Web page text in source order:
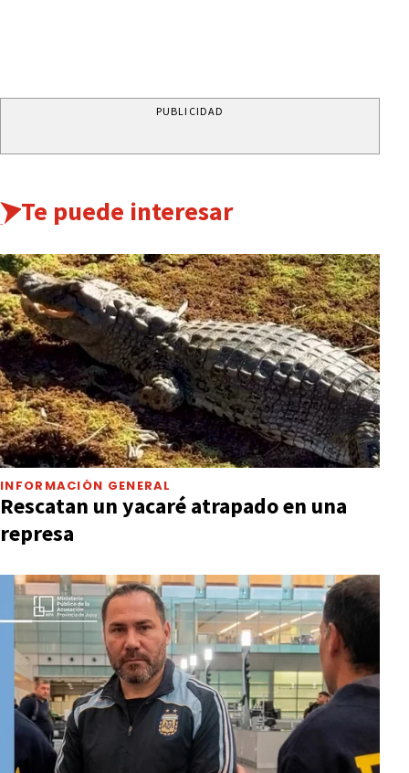
PUBLICIDAD
Te puede interesar
INFORMACIÓN GENERAL
Rescatan un yacaré atrapado en una
represa